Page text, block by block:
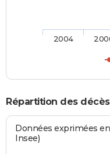
2004
Répartition des décès
Données exprimées
Insee)